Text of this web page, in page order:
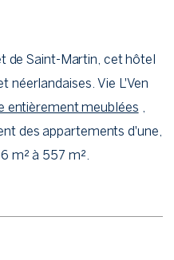
de Saint-Martin, cet hôtel
néerlandaises. Vie L'Ven
entièrement meublées ,
des appartements d'une,
m² à 557 m².